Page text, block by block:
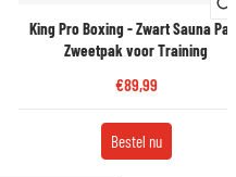
King Pro Boxing - Zwart Sauna
Zweetpak voor Training
€89,99
Bestel nu